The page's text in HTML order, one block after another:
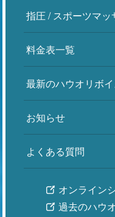
指圧 / スポーツマッ
料金表一覧
最新のハウオリボ
お知らせ
よくある質問
オンライン
過去のハウ